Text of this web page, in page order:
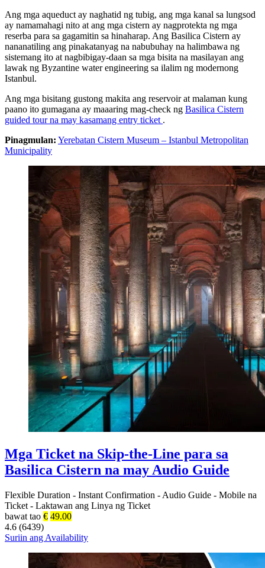
Ang mga aqueduct ay naghatid ng tubig, ang mga kanal sa lungsod
ay namamahagi nito at ang mga cistern ay nagprotekta ng mga
reserba para sa gagamitin sa hinaharap. Ang Basilica Cistern ay
nananatiling ang pinakatanyag na nabubuhay na halimbawa ng
sistemang ito at nagbibigay-daan sa mga bisita na masilayan ang
lawak ng Byzantine water engineering sa ilalim ng modernong
Istanbul.
Ang mga bisitang gustong makita ang reservoir at malaman kung
paano ito gumagana ay maaaring mag-check ng Basilica Cistern
guided tour na may kasamang entry ticket .
Pinagmulan: Yerebatan Cistern Museum – Istanbul Metropolitan
Municipality
Mga Ticket na Skip-the-Line para sa
Basilica Cistern na may Audio Guide
Flexible Duration - Instant Confirmation - Audio Guide - Mobile na
Ticket - Laktawan ang Linya ng Ticket
bawat tao € 49.00
4.6 (6439)
Suriin ang Availability